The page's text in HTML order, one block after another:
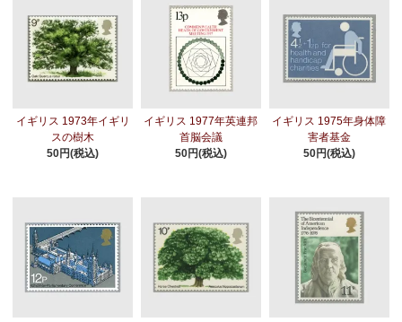
イギリス 1973年イギリ
スの樹木
50円(税込)
イギリス 1977年英連邦
首脳会議
50円(税込)
イギリス 1975年身体障
害者基金
50円(税込)